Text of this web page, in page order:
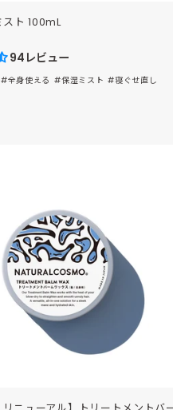
スト 100mL
94レビュー
#全身使える #保湿ミスト #寝ぐせ直し